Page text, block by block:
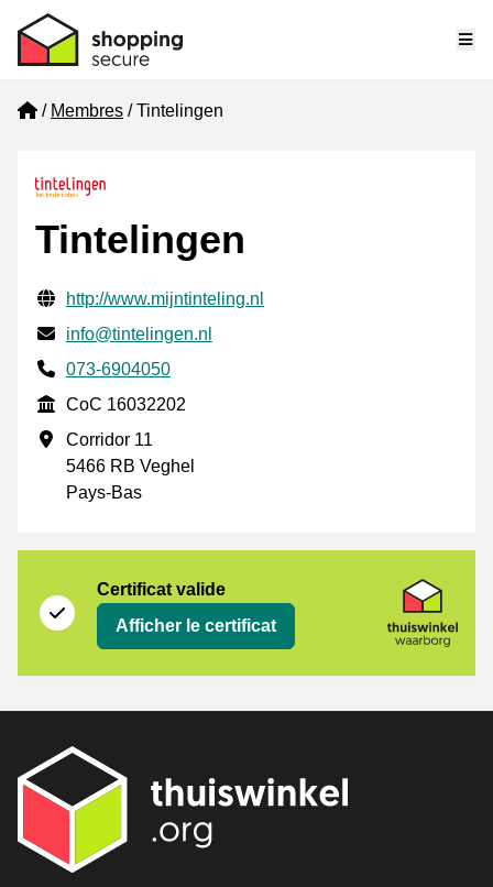
Home
Membres Tintelingen
Tintelingen
Informations de contact vérifiées
Website URL
http://www.mijntinteling.nl
E-mail
info@tintelingen.nl
Phone number
073-6904050
CoC
CoC 16032202
Adresse professionnelle
Corridor 11
5466 RB Veghel
Pays-Bas
Certificat valide
Afficher le certificat